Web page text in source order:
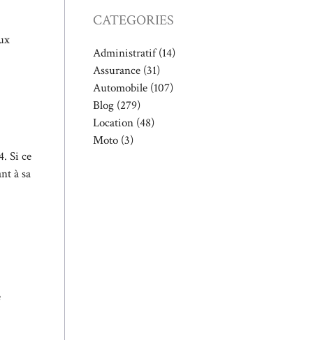
Si ce
à sa
CATEGORIES
Administratif(14)
Assurance (31)
Automobile (107)
Blog (279)
Location (48)
Moto (3)